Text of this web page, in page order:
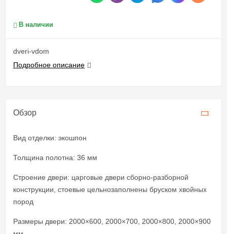
В наличии
dveri-vdom
Подробное описание
Обзор
Вид отделки: экошпон
Толщина полотна: 36 мм
Строение двери: царговые двери сборно-разборной
конструкции, стоевые цельнозаполнены бруском хвойных
пород
Размеры двери: 2000×600, 2000×700, 2000×800, 2000×900